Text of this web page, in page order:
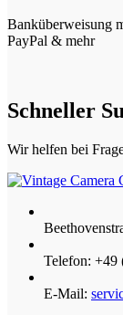
Banküberweisung
PayPal & mehr
Schneller
Wir helfen bei
Telefon: +49
E-Mail: